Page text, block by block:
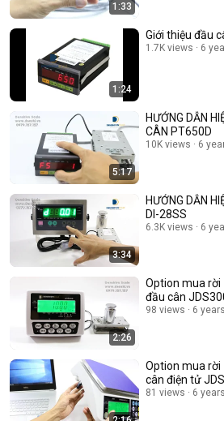
1:33
1:24
Giới thiệu đầu
1.7K views 6
5:17
HƯỚNG DẪN
CÂN PT650D
10K views 6
3:34
HƯỚNG DẪN
DI-28SS
6.3K views 6
2:26
Option mua rời
đầu cân
98 views 6
Option mua rời
cân điện tử JDS
81 views 6